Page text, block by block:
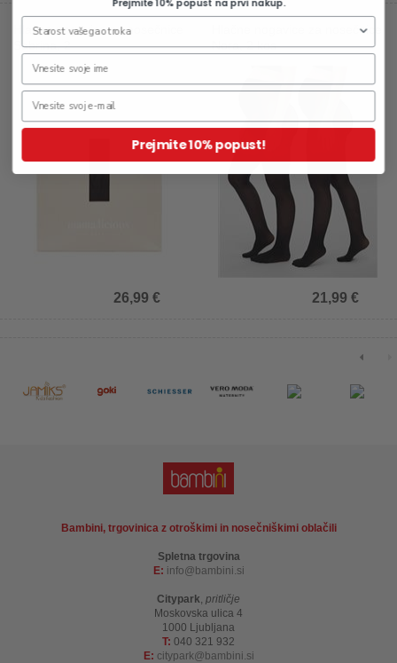
Hlačne nogavice za nosečnice
Sabrina, 2
26,99 €
Hlačne nogavice za nosečnice
Nora, 2 kos
21,99 €
Bambini, trgovinica z otroškimi in nosečniškimi oblačili
Spletna trgovina
E: info bambini.si
Citypark, pritličje
Moskovska ulica 4
1000 Ljubljana
T: 040 321 932
E: citypark bambini.si
Prejmite 10% popust na prvi nakup.
Prejmite 10% popust!